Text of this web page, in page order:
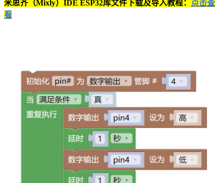
米思齐（Mixly）IDE ESP32库文件下载及导入教程：
点击查
看